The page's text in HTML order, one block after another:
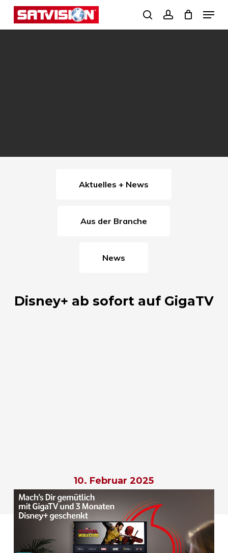
Skip
search
Menu
Aktuelles + News
Aus der Branche
News
Disney+ ab sofort auf GigaTV
10. Februar 2025